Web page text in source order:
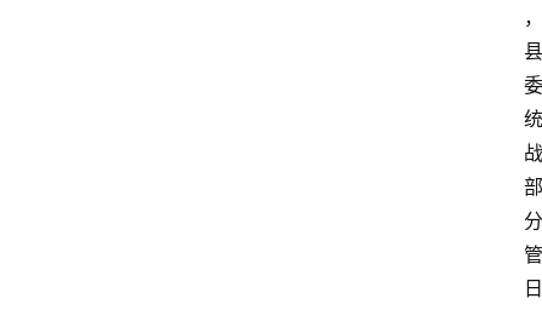
，
县
委
统
战
部
分
管
日